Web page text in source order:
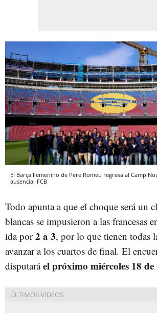
El Barça Femenino de Pere Romeu regresa al Camp
ausencia FCB
Todo apunta a que el choque será un
blancas se impusieron a las francesas
ida por2 a 3, por lo que tienen todas
avanzar a los cuartos de final. El
disputaráel próximo miércoles 18 de